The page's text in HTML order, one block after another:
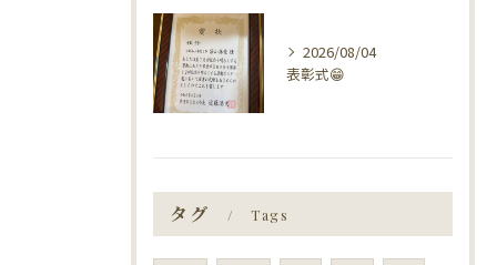
2026/08/04
表彰式😁
タグ Tags